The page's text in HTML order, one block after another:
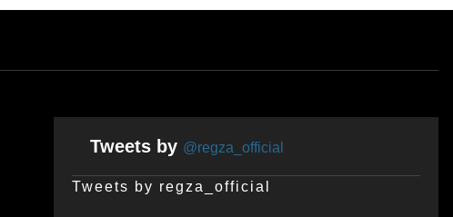
Tweets by @regza_official
Tweets by regza_official